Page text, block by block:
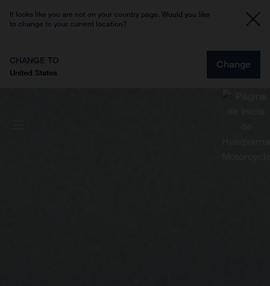
It looks like you are not on your country page. Would you like
to change to your current location?
CHANGE TO
United States
Change